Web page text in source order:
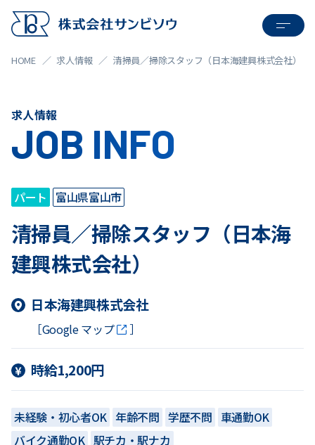
HOME 求人情報 清掃員／掃除スタッフ（日本海建興株式会社）
求人情報
JOB INFO
パート 富山県富山市
清掃員／掃除スタッフ（日本海
建興株式会社）
日本海建興株式会社
［Google マップ ］
時給1,200円
未経験・初心者OK 年齢不問 学歴不問 車通勤OK
バイク通勤OK 駅チカ・駅ナカ